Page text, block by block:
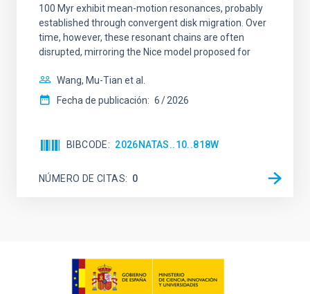
100 Myr exhibit mean-motion resonances, probably
established through convergent disk migration. Over
time, however, these resonant chains are often
disrupted, mirroring the Nice model proposed for
Wang, Mu-Tian et al.
Fecha de publicación: 6 2026
BIBCODE 2026NATAS..10..818W
NÚMERO DE CITAS 0